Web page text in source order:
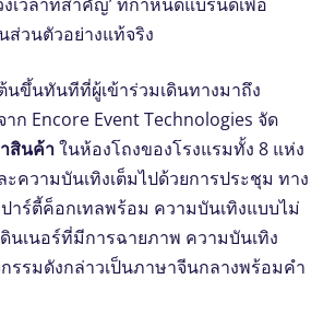
วนตัวอย่างแท้จริง
นขึ้นทันทีที่ผู้เข้าร่วมเดินทางมาถึง
าก Encore Event Technologies จัด
สินค้าในห้องโถงของโรงแรมทั้ง 8 แห่ง
ความบันเทิงเต็มไปด้วยการประชุมทาง
ปาร์ตี้ค็อกเทลพร้อม ความบันเทิงแบบไม่
นเนอร์ที่มีการฉายภาพ ความบันเทิง
รรมดังกล่าวเป็นภาษาจีนกลางพร้อมคํา